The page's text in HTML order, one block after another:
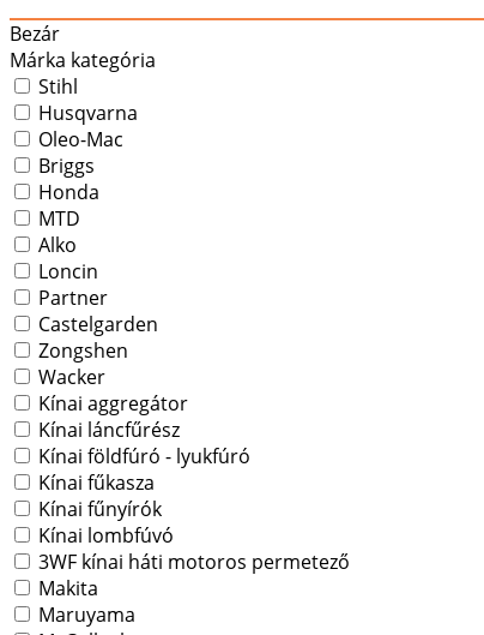
Bezár
Márka kategória
Stihl
Husqvarna
Oleo-Mac
Briggs
Honda
MTD
Alko
Loncin
Partner
Castelgarden
Zongshen
Wacker
Kínai aggregátor
Kínai láncfűrész
Kínai földfúró - lyukfúró
Kínai fűkasza
Kínai fűnyírók
Kínai lombfúvó
3WF kínai háti motoros permetező
Makita
Maruyama